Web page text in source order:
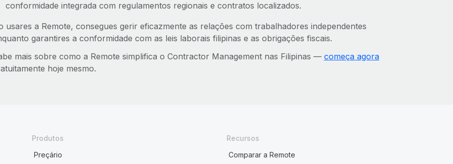
conformidade integrada com regulamentos regionais e contratos localizados.
usares a Remote, consegues gerir eficazmente as relações com trabalhadores independentes
garantires a conformidade com as leis laborais filipinas e as obrigações fiscais.
mais sobre como a Remote simplifica o Contractor Management nas Filipinas — começa agora
hoje mesmo.
Produtos
Preçário
Recursos
Comparar a Remote